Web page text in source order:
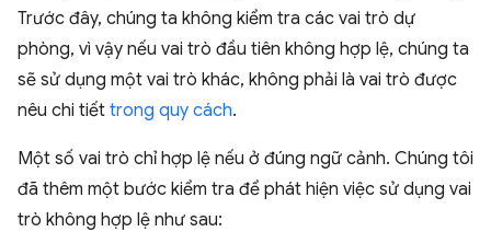
Trước đây, chúng ta không kiểm tra các vai trò dự
phòng, vì vậy nếu vai trò đầu tiên không hợp lệ, chúng ta
sẽ sử dụng một vai trò khác, không phải là vai trò được
nêu chi tiết trong quy cách.
Một số vai trò chỉ hợp lệ nếu ở đúng ngữ cảnh. Chúng tôi
đã thêm một bước kiểm tra để phát hiện việc sử dụng vai
trò không hợp lệ như sau: